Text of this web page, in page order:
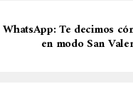
WhatsApp: Te decimos
en modo San